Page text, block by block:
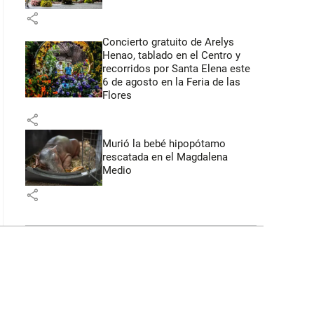
share
Concierto gratuito de Arelys
Henao, tablado en el Centro y
recorridos por Santa Elena este
6 de agosto en la Feria de las
Flores
share
Murió la bebé hipopótamo
rescatada en el Magdalena
Medio
share